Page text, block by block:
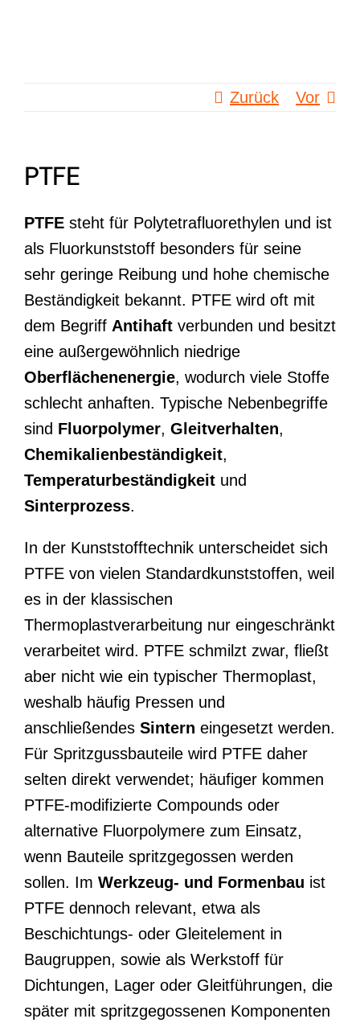
Zurück
Vor
PTFE
PTFE steht für Polytetrafluorethylen und ist
als Fluorkunststoff besonders für seine
sehr geringe Reibung und hohe chemische
Beständigkeit bekannt. PTFE wird oft mit
dem Begriff Antihaft verbunden und besitzt
eine außergewöhnlich niedrige
Oberflächenenergie, wodurch viele Stoffe
schlecht anhaften. Typische Nebenbegriffe
sind Fluorpolymer, Gleitverhalten,
Chemikalienbeständigkeit,
Temperaturbeständigkeit und
Sinterprozess.
In der Kunststofftechnik unterscheidet sich
PTFE von vielen Standardkunststoffen, weil
es in der klassischen
Thermoplastverarbeitung nur eingeschränkt
verarbeitet wird. PTFE schmilzt zwar, fließt
aber nicht wie ein typischer Thermoplast,
weshalb häufig Pressen und
anschließendes Sintern eingesetzt werden.
Für Spritzgussbauteile wird PTFE daher
selten direkt verwendet; häufiger kommen
PTFE-modifizierte Compounds oder
alternative Fluorpolymere zum Einsatz,
wenn Bauteile spritzgegossen werden
sollen. Im Werkzeug- und Formenbau ist
PTFE dennoch relevant, etwa als
Beschichtungs- oder Gleitelement in
Baugruppen, sowie als Werkstoff für
Dichtungen, Lager oder Gleitführungen, die
später mit spritzgegossenen Komponenten